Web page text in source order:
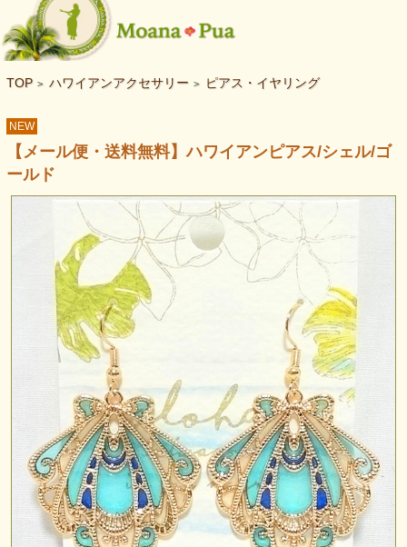
TOP > ハワイアンアクセサリー > ピアス・イヤリング
NEW
【メール便・送料無料】ハワイアンピアス/シェル/ゴ
ールド